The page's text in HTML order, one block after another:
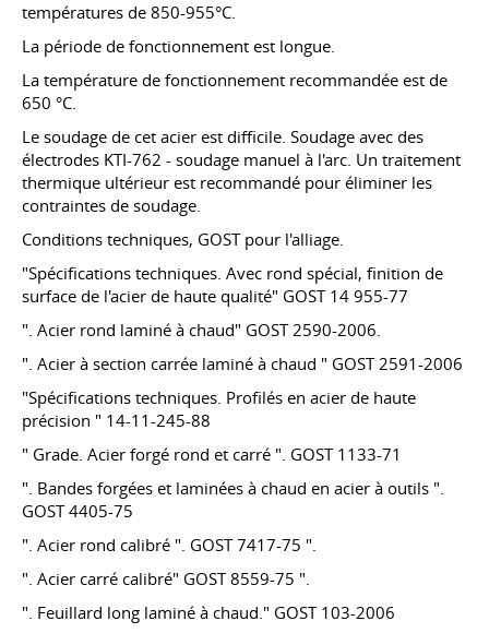
températures de 850-955°C.
La période de fonctionnement est longue.
La température de fonctionnement recommandée est de
650 °C.
Le soudage de cet acier est difficile. Soudage avec des
électrodes KTI-762 - soudage manuel à l'arc. Un traitement
thermique ultérieur est recommandé pour éliminer les
contraintes de soudage.
Conditions techniques, GOST pour l'alliage.
"Spécifications techniques. Avec rond spécial, finition de
surface de l'acier de haute qualité" GOST 14 955-77
". Acier rond laminé à chaud" GOST 2590-2006
". Acier à section carrée laminé à chaud " GOST 2591-2006
"Spécifications techniques. Profilés en acier de haute
précision " 14-11-245-88
" Grade. Acier forgé rond et carré ". GOST 1133-71
". Bandes forgées et laminées à chaud en acier à outils ".
GOST4405-75
". Acier rond calibré ". GOST7417-75 ".
". Acier carré calibré" GOST8559-75 ".
". Feuillard long laminé à chaud." GOST 103-2006